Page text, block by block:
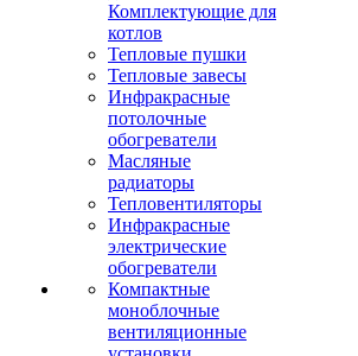
Комплектующие для
котлов
Тепловые пушки
Тепловые завесы
Инфракрасные
потолочные
обогреватели
Масляные
радиаторы
Тепловентиляторы
Инфракрасные
электрические
обогреватели
Компактные
моноблочные
вентиляционные